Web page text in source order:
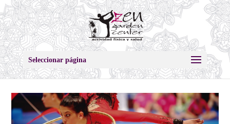
Seleccionar página